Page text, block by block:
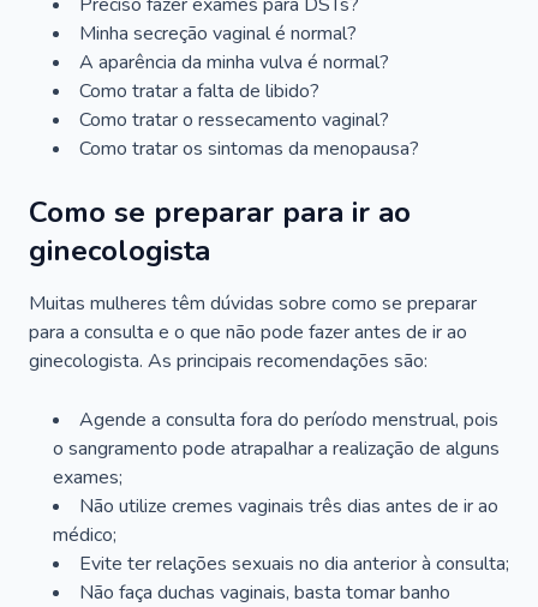
Minha secreção vaginal é normal?
A aparência da minha vulva é normal?
Como tratar a falta de libido?
Como tratar o ressecamento vaginal?
Como tratar os sintomas da menopausa?
Como se preparar para ir ao
ginecologista
Muitas mulheres têm dúvidas sobre como se preparar
para a consulta e o que não pode fazer antes de ir ao
ginecologista. As principais recomendações são:
Agende a consulta fora do período menstrual, pois
o sangramento pode atrapalhar a realização de alguns
exames;
Não utilize cremes vaginais três dias antes de ir ao
médico;
Evite ter relações sexuais no dia anterior à consulta;
Não faça duchas vaginais, basta tomar banho